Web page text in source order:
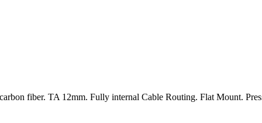
fiber. TA 12mm. Fully internal Cable Routing. Flat Mount.